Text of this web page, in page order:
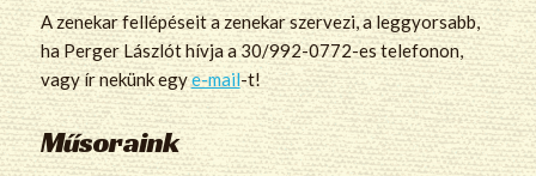
A zenekar fellépéseit a zenekar szervezi, a leggyorsabb,
ha Perger Lászlót hívja a 30/992-0772-es telefonon,
vagy ír nekünk egye-mail-t!
Műsoraink